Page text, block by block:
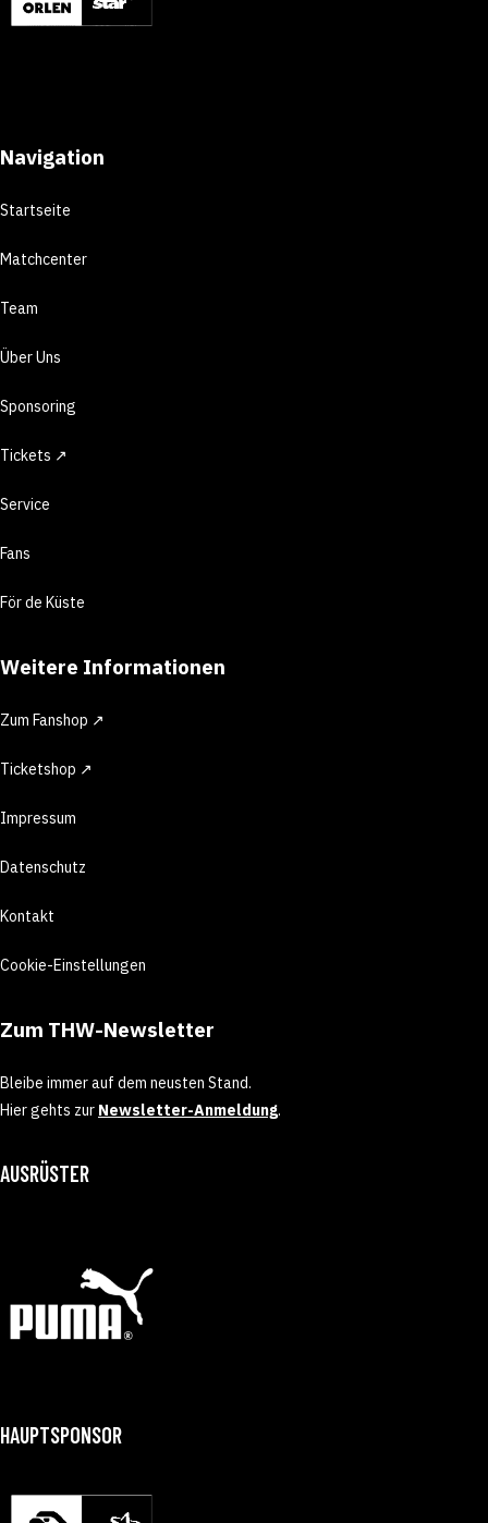
Navigation
Startseite
Matchcenter
Team
Über Uns
Sponsoring
Tickets ↗
Service
Fans
För de Küste
Weitere Informationen
Zum Fanshop ↗
Ticketshop ↗
Impressum
Datenschutz
Kontakt
Cookie-Einstellungen
Zum THW-Newsletter
Bleibe immer auf dem neusten Stand.
Hier gehts zur Newsletter-Anmeldung.
AUSRÜSTER
HAUPTSPONSOR